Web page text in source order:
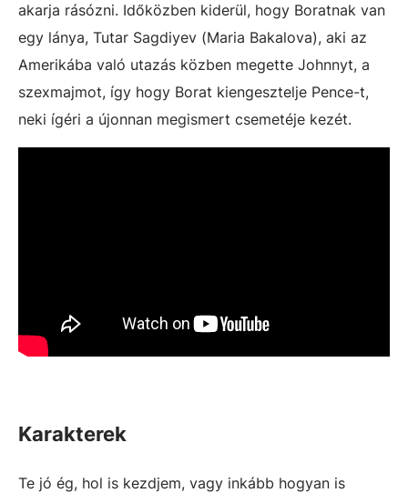
akarja rásózni. Időközben kiderül, hogy Boratnak van
egy lánya, Tutar Sagdiyev (Maria Bakalova), aki az
Amerikába való utazás közben megette Johnnyt, a
szexmajmot, így hogy Borat kiengesztelje Pence-t,
neki ígéri a újonnan megismert csemetéje kezét.
Karakterek
Te jó ég, hol is kezdjem, vagy inkább hogyan is